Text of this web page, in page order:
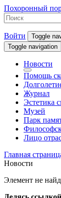
Похоронный
Войти
Toggle
Toggle navigation
Новости
Помощь
Журнал
Эстетика
Музей
Парк
Лицо
Главная
Новости
Элемент не